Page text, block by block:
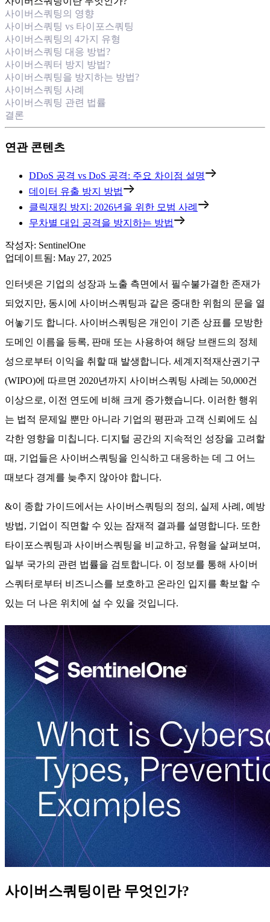
사이버스쿼팅의 영향
사이버스쿼팅 vs 타이포스쿼팅
사이버스쿼팅의 4가지 유형
사이버스쿼팅 대응 방법?
사이버스쿼터 방지 방법?
사이버스쿼팅을 방지하는 방법?
사이버스쿼팅 사례
사이버스쿼팅 관련 법률
결론
연관 콘텐츠
DDoS 공격 vs DoS 공격: 주요 차이점 설명
데이터 유출 방지 방법
클릭재킹 방지: 2026년을 위한 모범 사례
무차별 대입 공격을 방지하는 방법
작성자: SentinelOne
업데이트됨: May 27, 2025
인터넷은 기업의 성장과 노출 측면에서 필수불가결한 존재가
되었지만, 동시에 사이버스쿼팅과 같은 중대한 위험의 문을 열
어놓기도 합니다. 사이버스쿼팅은 개인이 기존 상표를 모방한
도메인 이름을 등록, 판매 또는 사용하여 해당 브랜드의 정체
성으로부터 이익을 취할 때 발생합니다. 세계지적재산권기구
(WIPO)에 따르면 2020년까지 사이버스쿼팅 사례는 50,000건
이상으로, 이전 연도에 비해 크게 증가했습니다. 이러한 행위
는 법적 문제일 뿐만 아니라 기업의 평판과 고객 신뢰에도 심
각한 영향을 미칩니다. 디지털 공간의 지속적인 성장을 고려할
때, 기업들은 사이버스쿼팅을 인식하고 대응하는 데 그 어느
때보다 경계를 늦추지 않아야 합니다.
&이 종합 가이드에서는 사이버스쿼팅의 정의, 실제 사례, 예방
방법, 기업이 직면할 수 있는 잠재적 결과를 설명합니다. 또한
타이포스쿼팅과 사이버스쿼팅을 비교하고, 유형을 살펴보며,
일부 국가의 관련 법률을 검토합니다. 이 정보를 통해 사이버
스쿼터로부터 비즈니스를 보호하고 온라인 입지를 확보할 수
있는 더 나은 위치에 설 수 있을 것입니다.
사이버스쿼팅이란 무엇인가?